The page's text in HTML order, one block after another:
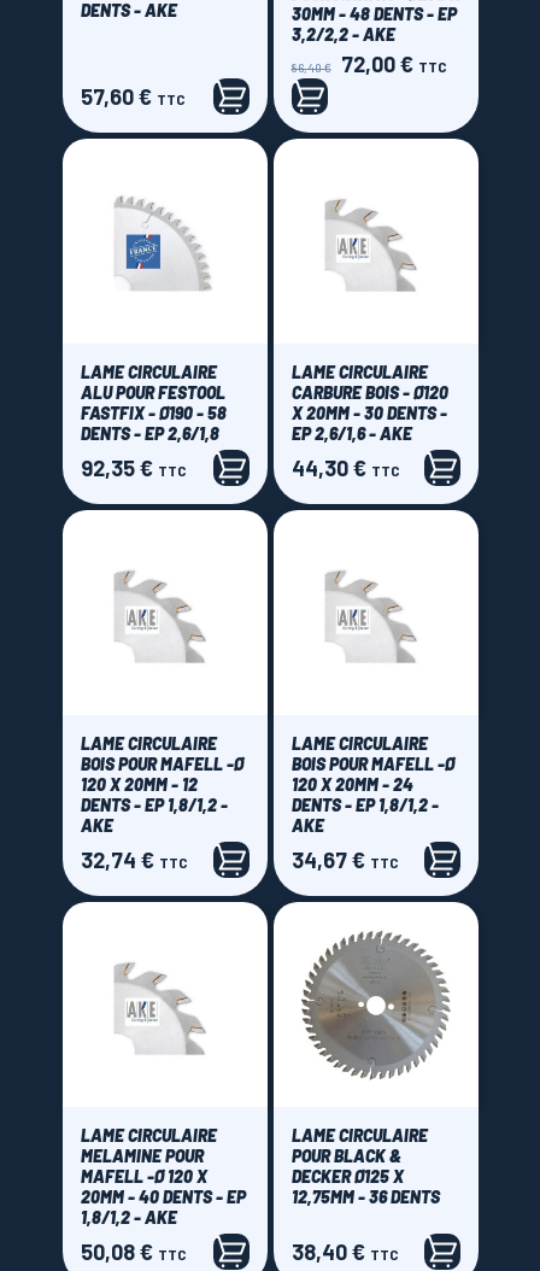
DENTS - AKE
Prix
57,60 € TTC
30MM - 48 DENTS - EP
3,2/2,2 - AKE
Prix
de
base
86,40 € Prix
72,00 € TTC
LAME CIRCULAIRE
ALU POUR FESTOOL
FASTFIX - Ø190 - 58
DENTS - EP 2,6/1,8
Prix
92,35 € TTC
LAME CIRCULAIRE
CARBURE BOIS - Ø120
X 20MM - 30 DENTS -
EP 2,6/1,6 - AKE
Prix
44,30 € TTC
LAME CIRCULAIRE
BOIS POUR MAFELL -Ø
120 X 20MM - 12
DENTS - EP 1,8/1,2 -
AKE
Prix
32,74 € TTC
LAME CIRCULAIRE
BOIS POUR MAFELL -Ø
120 X 20MM - 24
DENTS - EP 1,8/1,2 -
AKE
Prix
34,67 € TTC
LAME CIRCULAIRE
MELAMINE POUR
MAFELL -Ø 120 X
20MM - 40 DENTS - EP
1,8/1,2 - AKE
Prix
50,08 € TTC
LAME CIRCULAIRE
POUR BLACK &
DECKER Ø125 X
12,75MM - 36 DENTS
Prix
38,40 € TTC